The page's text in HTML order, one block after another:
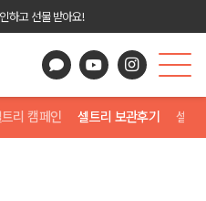
하고 선물 받아요!
리 캠페인 셀트리 보관후기 셀트